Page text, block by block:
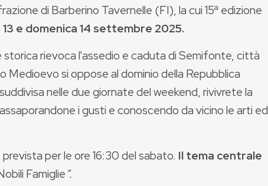
di Barberino Tavernelle (FI), la cui 15ª edizione
e domenica 14 settembre 2025.
rievoca l'assedio e caduta di Semifonte, città
si oppose al dominio della Repubblica
nelle due giornate del weekend, rivivrete la
i gusti e conoscendo da vicino le arti ed
per le ore 16:30 del sabato. Il tema centrale
Famiglie”.